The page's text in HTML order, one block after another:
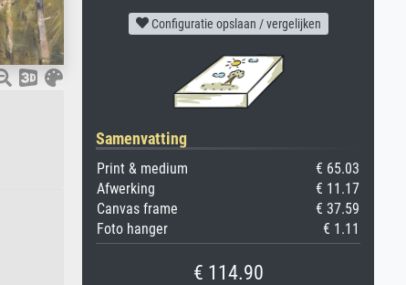
Configuratie opslaan / vergelijken
Samenvatting
Print & medium
€ 65.03
Afwerking
€ 11.17
Canvas frame
€ 37.59
Foto hanger
€ 1.11
€ 114.90